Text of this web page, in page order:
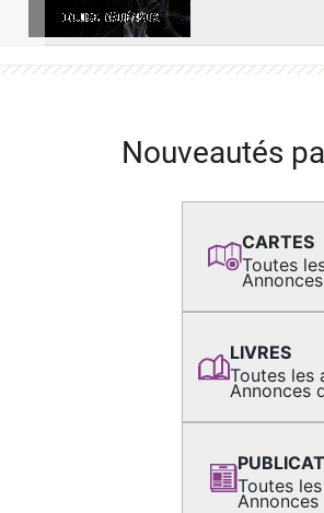
Nouveautés
CARTES
Toutes
LIVRES
Toutes les
Annonces
Toutes